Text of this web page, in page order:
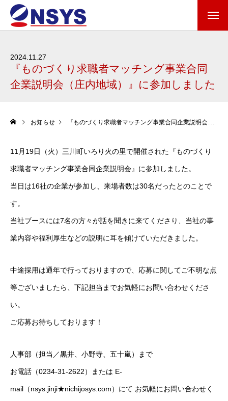
2024.11.27
『ものづくり求職者マッチング事業合同
企業説明会（庄内地域）』に参加しました
お知らせ 『ものづくり求職者マッチング事業合同企業説明会（庄内地域）』に参加しました
11月19日（火）三川町いろり火の里で開催された『ものづくり
求職者マッチング事業合同企業説明会』に参加しました。
当日は16社の企業が参加し、来場者数は30名だったとのことで
す。
当社ブースには7名の方々が話を聞きに来てくださり、当社の事
業内容や福利厚生などの説明に耳を傾けていただきました。
中途採用は通年で行っておりますので、応募に関してご不明な点
等ございましたら、下記担当までお気軽にお問い合わせくださ
い。
ご応募お待ちしております！
人事部（担当／黒井、小野寺、五十嵐）まで
お電話（0234-31-2622）または E-
mail（nsys.jinji★nichijosys.com）にて お気軽にお問い合わせく